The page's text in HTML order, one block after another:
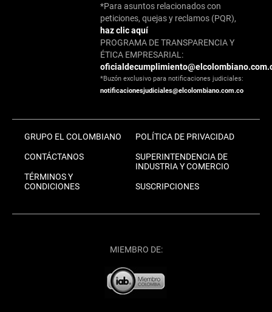
*Para asuntos relacionados con
peticiones, quejas y reclamos (PQR),
haz clic aquí
PROGRAMA DE TRANSPARENCIA Y
ÉTICA EMPRESARIAL:
*Buzón exclusivo para notificaciones judiciales:
notificacionesjudiciales@elcolombiano.com.co
GRUPO EL COLOMBIANO
CONTÁCTANOS
TÉRMINOS Y
CONDICIONES
POLÍTICA DE PRIVACIDAD
SUPERINTENDENCIA DE
INDUSTRIA Y COMERCIO
SUSCRIPCIONES
MIEMBRO DE: